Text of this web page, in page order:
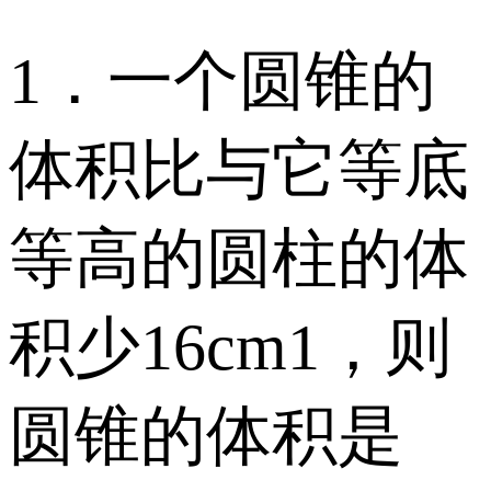
1．一个圆锥的
体积比与它等底
等高的圆柱的体
积少16cm1，则
圆锥的体积是